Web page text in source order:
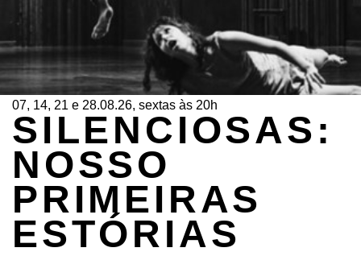
07, 14, 21 e 28.08.26, sextas às 20h
SILENCIOSAS:
NOSSO
PRIMEIRAS
ESTÓRIAS